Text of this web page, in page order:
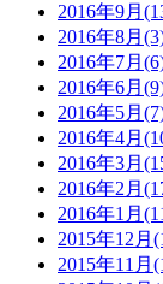
2016年9月
2016年8月
2016年7月
2016年6月
2016年5月
2016年4月
2016年3月
2016年2月
2016年1月
2015年12月
2015年11月